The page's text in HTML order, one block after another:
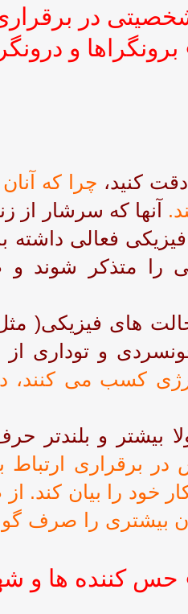
در
برونگراها و
کنید، چرا که
آنها که سرشار از
فعالی داشته
را متذکر شوند
های فیزیکی(
و توداری
کسب می
بیشتر و بلندتر
در برقراری ارتباط
خود را بیان کند.
بیشتری را صرف
حس کننده ها و